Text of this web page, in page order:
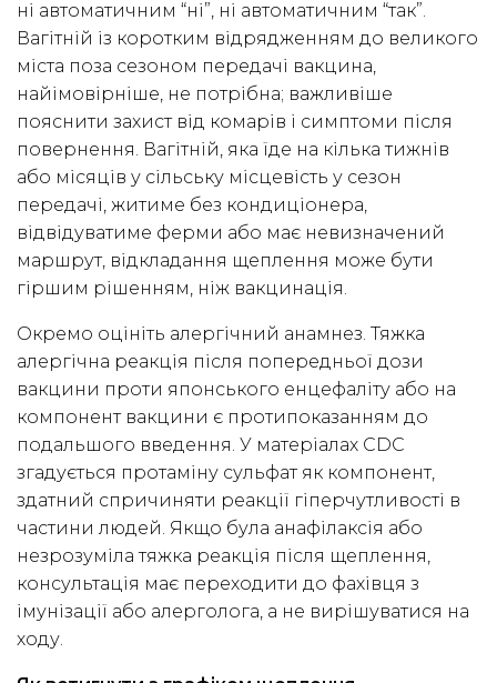
ні автоматичним “ні”, ні автоматичним “так”.
Вагітній із коротким відрядженням до великого
міста поза сезоном передачі вакцина,
найімовірніше, не потрібна; важливіше
пояснити захист від комарів і симптоми після
повернення. Вагітній, яка їде на кілька тижнів
або місяців у сільську місцевість у сезон
передачі, житиме без кондиціонера,
відвідуватиме ферми або має невизначений
маршрут, відкладання щеплення може бути
гіршим рішенням, ніж вакцинація.
Окремо оцініть алергічний анамнез. Тяжка
алергічна реакція після попередньої дози
вакцини проти японського енцефаліту або на
компонент вакцини є протипоказанням до
подальшого введення. У матеріалах CDC
згадується протаміну сульфат як компонент,
здатний спричиняти реакції гіперчутливості в
частини людей. Якщо була анафілаксія або
незрозуміла тяжка реакція після щеплення,
консультація має переходити до фахівця з
імунізації або алерголога, а не вирішуватися на
ходу.